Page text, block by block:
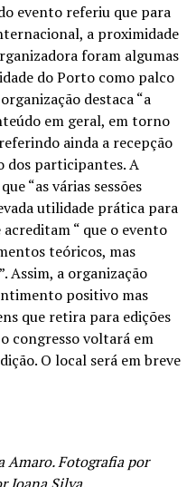
evento referiu que para
a proximidade
foram algumas
do Porto como palco
destaca “a
em geral, em torno
ainda a recepção
dos participantes. A
“as várias sessões
utilidade prática para
“ que o evento
teóricos, mas
Assim, a organização
positivo mas
que retira para edições
congresso voltará em
O local será em breve
Amaro. Fotografia por
Joana Silva.